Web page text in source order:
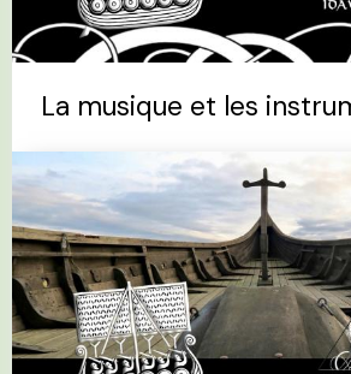
La musique et les